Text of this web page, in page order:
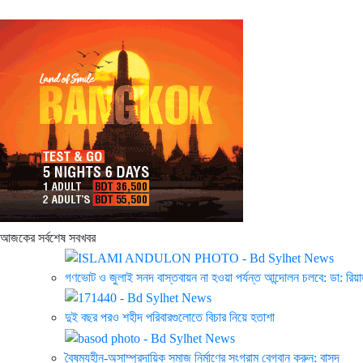
আজকের সর্বশেষ সবখবর
গণভোট ও জুলাই সনদ বাস্তবায়ন না হওয়া পর্যন্ত আন্দোলন চলবে: ডা:
দুই বছর পরও শহীদ পরিবারগুলোতে বিচার নিয়ে হতাশা
বৈষম্যহীন-অসাম্প্রদায়িক সমাজ নির্মাণের সংগ্রাম বেগবান করুন: বাসদ